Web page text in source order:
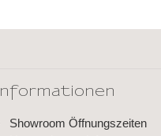
Informationen
Showroom Öffnungszeiten